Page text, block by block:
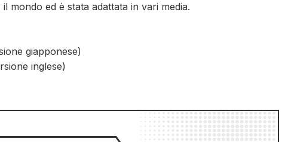
mondo ed è stata adattata in vari media.
giapponese)
inglese)